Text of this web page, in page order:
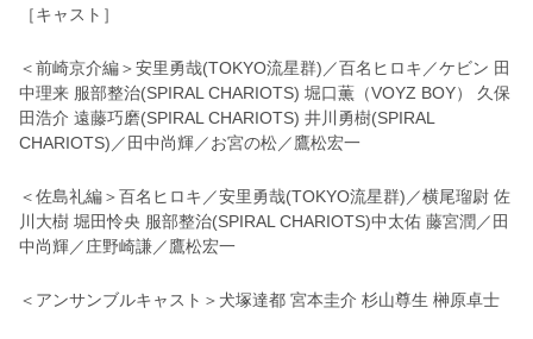
［キャスト］
＜前崎京介編＞安⾥勇哉(TOKYO流星群)／百名ヒロキ／ケビン ⽥
中理来 服部整治(SPIRAL CHARIOTS) 堀⼝薫（VOYZ BOY） 久保
⽥浩介 遠藤巧磨(SPIRAL CHARIOTS) 井川勇樹(SPIRAL
CHARIOTS)／⽥中尚輝／お宮の松／鷹松宏⼀
＜佐島礼編＞百名ヒロキ／安⾥勇哉(TOKYO流星群)／横尾瑠尉 佐
川⼤樹 堀⽥怜央 服部整治(SPIRAL CHARIOTS)中太佑 藤宮潤／⽥
中尚輝／庄野崎謙／鷹松宏⼀
＜アンサンブルキャスト＞⽝塚達都 宮本圭介 杉⼭尊⽣ 榊原卓⼠